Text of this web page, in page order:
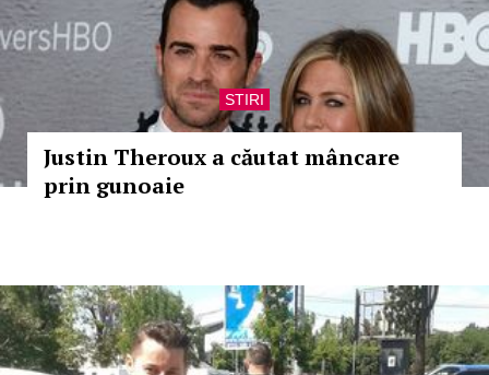
STIRI
Justin Theroux a căutat mâncare
prin gunoaie